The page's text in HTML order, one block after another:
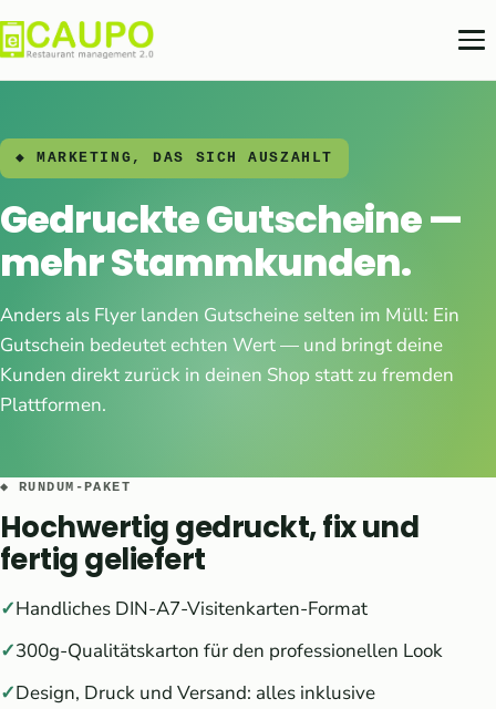
◆ MARKETING, DAS SICH AUSZAHLT
Gedruckte Gutscheine —
mehr Stammkunden.
Anders als Flyer landen Gutscheine selten im Müll: Ein
Gutschein bedeutet echten Wert — und bringt deine
Kunden direkt zurück in deinen Shop statt zu fremden
Plattformen.
◆ RUNDUM-PAKET
Hochwertig gedruckt, fix und
fertig geliefert
Handliches DIN-A7-Visitenkarten-Format
300g-Qualitätskarton für den professionellen Look
Design, Druck und Versand: alles inklusive